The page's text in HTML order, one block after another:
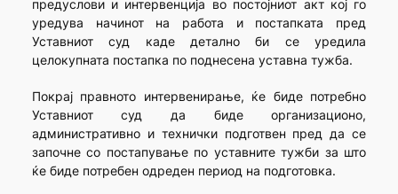
предуслови и интервенција во постојниот акт кој го
уредува начинот на работа и постапката пред
Уставниот суд каде детално би се уредила
целокупната постапка по поднесена уставна тужба.
Покрај правното интервенирање, ќе биде потребно
Уставниот суд да биде организационо,
административно и технички подготвен пред да се
започне со постапување по уставните тужби за што
ќе биде потребен одреден период на подготовка.